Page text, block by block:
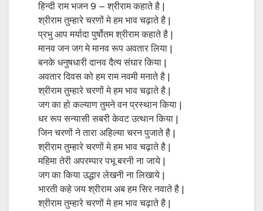
हिन्दी राम भजन 9 – श्रीराम कहाते है |
श्रीराम तुम्हारे चरणों मे हम भाव चढ़ाते है |
प्रभु आप मर्यादा पुर्षोतम श्रीराम कहाते है |
मानव जन जग मे मानव रूप अवतार लिया |
बनके धनुषधारी दानव दैत्य संघार किया |
अवतार दिवस को हम राम नवमी मनाते है |
श्रीराम तुम्हारे चरणों मे हम भाव चढ़ाते है |
जग का हो कल्याण तुमने वन प्रस्थान किया |
धर रूप सन्यासी सबरी केवट उत्थान किया |
जिन चरणों ने तारा अहिल्या चरन पुजाते है |
श्रीराम तुम्हारे चरणों मे हम भाव चढ़ाते है |
महिमा तेरी अपरम्पार पभू बरनी ना जाये |
जग का किया उद्धार लेखनी ना लिखाये |
भारती कहे जय श्रीराम अब हम सिर नवाते है |
श्रीराम तुम्हारे चरणों मे हम भाव चढ़ाते है |